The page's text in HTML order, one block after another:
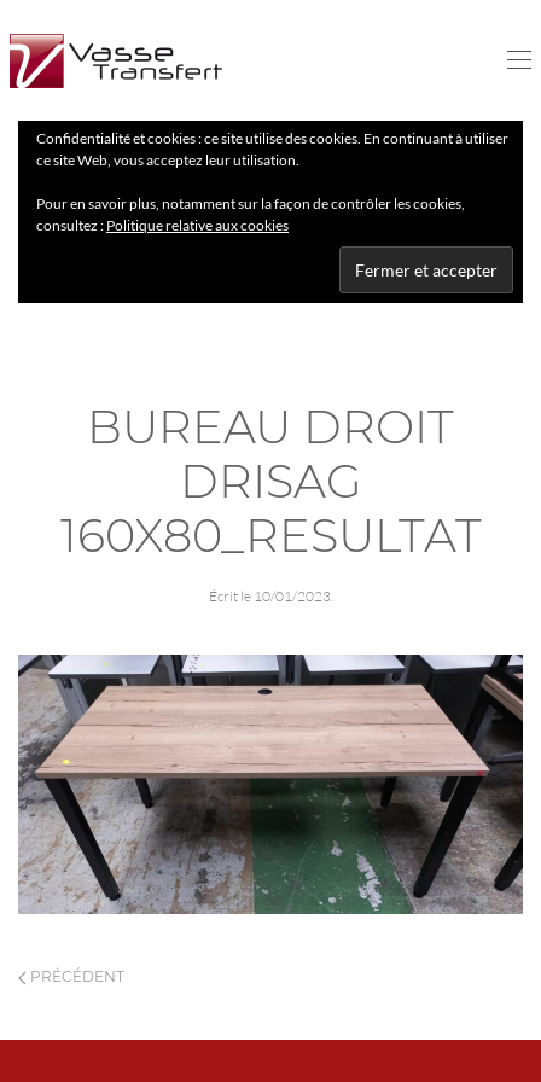
Confidentialité et cookies : ce site utilise des cookies. En continuant à utiliser
ce site Web, vous acceptez leur utilisation.
Pour en savoir plus, notamment sur la façon de contrôler les cookies,
consultez : Politique relative aux cookies
BUREAU DROIT
DRISAG
160X80_RESULTAT
Écrit le 10/01/2023.
PRÉCÉDENT